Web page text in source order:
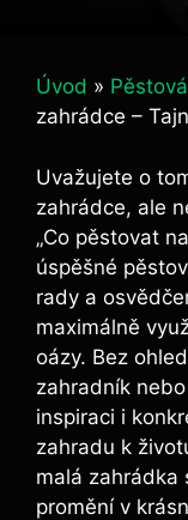
Úvod »
zahrádce –
Uvažujete o
zahrádce, ale
„Co pěstovat
úspěšné
rady a
maximálně
oázy. Bez
zahradník
inspiraci i
zahradu k
malá zahrádka
promění v